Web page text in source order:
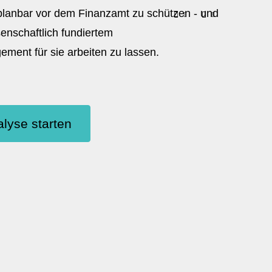
vor dem Finanzamt zu schützen - und
fundiertem
für sie arbeiten zu lassen.
starten